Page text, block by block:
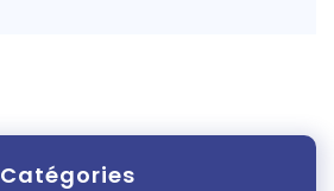
Catégories